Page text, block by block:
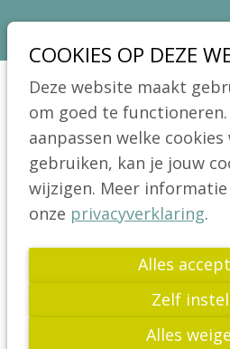
COOKIES OP DEZE
Deze website maakt
om goed te
aanpassen welke cookies
gebruiken, kan je jouw
wijzigen. Meer
onze privacyverklaring.
Alles
Zelf
Alles
over
Spring
naar
de
navigatie
Spring
de
inhoud
Jong!
Actua
Nieuws
Voorbije
Publicaties
Glutenvrij